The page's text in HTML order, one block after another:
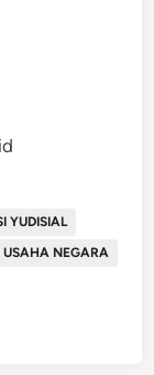
YUDISIAL
USAHA NEGARA